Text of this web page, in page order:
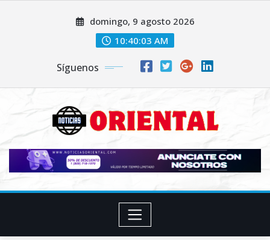
domingo, 9 agosto 2026
10:40:04 AM
Síguenos